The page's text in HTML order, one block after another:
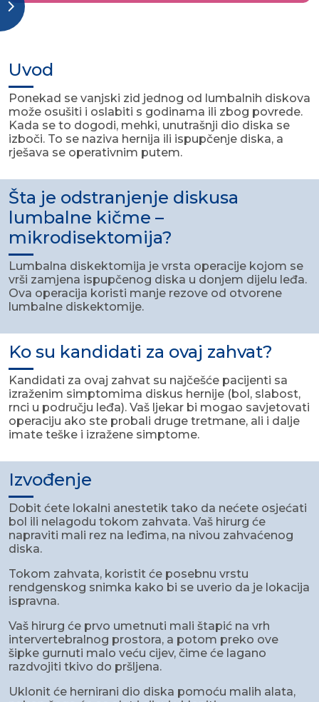
Uvod
Ponekad se vanjski zid jednog od lumbalnih diskova
može osušiti i oslabiti s godinama ili zbog povrede.
Kada se to dogodi, mehki, unutrašnji dio diska se
izboči. To se naziva hernija ili ispupčenje diska, a
rješava se operativnim putem.
Šta je odstranjenje diskusa
lumbalne kičme –
mikrodisektomija?
Lumbalna diskektomija je vrsta operacije kojom se
vrši zamjena ispupčenog diska u donjem dijelu leđa.
Ova operacija koristi manje rezove od otvorene
lumbalne diskektomije.
Ko su kandidati za ovaj zahvat?
Kandidati za ovaj zahvat su najčešće pacijenti sa
izraženim simptomima diskus hernije (bol, slabost,
rnci u području leđa). Vaš ljekar bi mogao savjetovati
operaciju ako ste probali druge tretmane, ali i dalje
imate teške i izražene simptome.
Izvođenje
Dobit ćete lokalni anestetik tako da nećete osjećati
bol ili nelagodu tokom zahvata. Vaš hirurg će
napraviti mali rez na leđima, na nivou zahvaćenog
diska.
Tokom zahvata, koristit će posebnu vrstu
rendgenskog snimka kako bi se uverio da je lokacija
ispravna.
Vaš hirurg će prvo umetnuti mali štapić na vrh
intervertebralnog prostora, a potom preko ove
šipke gurnuti malo veću cijev, čime će lagano
razdvojiti tkivo do pršljena.
Uklonit će hernirani dio diska pomoću malih alata,